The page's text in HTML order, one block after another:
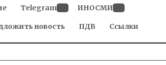
Telegram
dropdown
ИНОСМИ
dropdown
новость ПДВ Ссылки